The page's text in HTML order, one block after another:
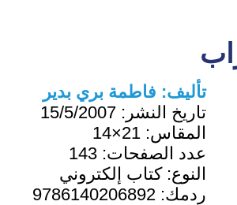
تأليف: فاطمة بري بدير
تاريخ النشر: 15/5/2007
المقاس: 21×14
عدد الصفحات: 143
النوع:كتاب إلكتروني
ردمك: 9786140206892